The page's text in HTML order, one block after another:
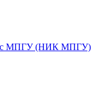
МПГУ (НИК МПГУ)